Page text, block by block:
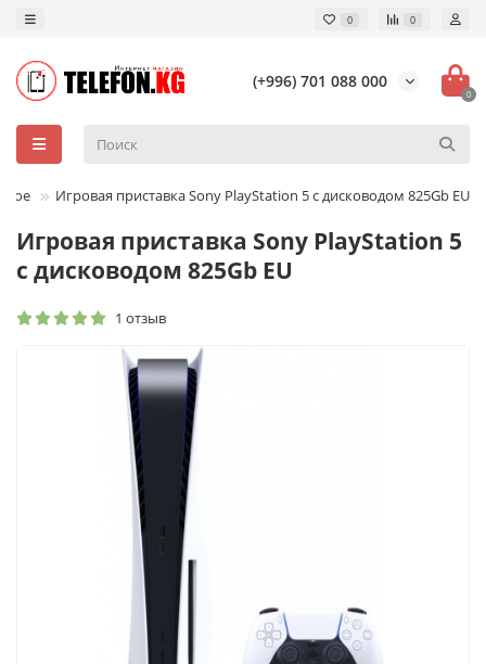
0 0
(+996) 701 088 000
0
Игровая приставка Sony PlayStation 5 с дисководом 825Gb EU
Игровая приставка Sony PlayStation 5
с дисководом 825Gb EU
1 отзыв